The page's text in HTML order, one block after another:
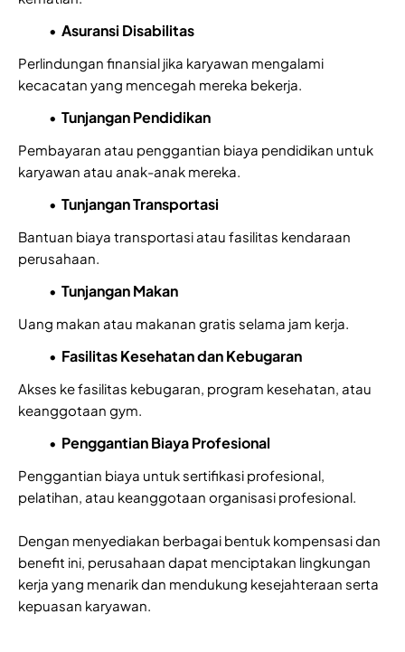
Asuransi Disabilitas
Perlindungan finansial jika karyawan mengalami
kecacatan yang mencegah mereka bekerja.
Tunjangan Pendidikan
Pembayaran atau penggantian biaya pendidikan untuk
karyawan atau anak-anak mereka.
Tunjangan Transportasi
Bantuan biaya transportasi atau fasilitas kendaraan
perusahaan.
Tunjangan Makan
Uang makan atau makanan gratis selama jam kerja.
Fasilitas Kesehatan dan Kebugaran
Akses ke fasilitas kebugaran, program kesehatan, atau
keanggotaan gym.
Penggantian Biaya Profesional
Penggantian biaya untuk sertifikasi profesional,
pelatihan, atau keanggotaan organisasi profesional.
Dengan menyediakan berbagai bentuk kompensasi dan
benefit ini, perusahaan dapat menciptakan lingkungan
kerja yang menarik dan mendukung kesejahteraan serta
kepuasan karyawan.